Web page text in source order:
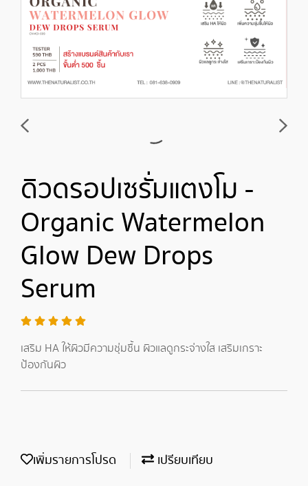
ดิวดรอปเซรั่มแตงโม -
Organic Watermelon
Glow Dew Drops
Serum
เสริม HA ให้ผิวมีความชุ่มชื้น ผิวแลดูกระจ่างใส เสริมเกราะ
ป้องกันผิว
เพิ่มรายการโปรด เปรียบเทียบ